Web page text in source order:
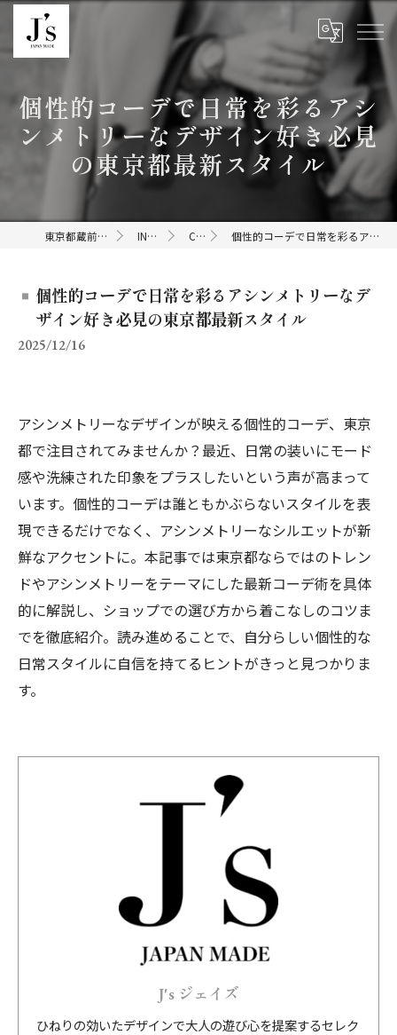
個性的コーデで日常を彩るアシ
ンメトリーなデザイン好き必見
の東京都最新スタイル
東京都蔵前のセレクトショップならJ's INFORMATION COLUMN 個性的コーデで日常を彩るアシンメトリーなデザイン好き必見の東京都最新スタイル
個性的コーデで日常を彩るアシンメトリーなデ
ザイン好き必見の東京都最新スタイル
2025/12/16
アシンメトリーなデザインが映える個性的コーデ、東京
都で注目されてみませんか？最近、日常の装いにモード
感や洗練された印象をプラスしたいという声が高まって
います。個性的コーデは誰ともかぶらないスタイルを表
現できるだけでなく、アシンメトリーなシルエットが新
鮮なアクセントに。本記事では東京都ならではのトレン
ドやアシンメトリーをテーマにした最新コーデ術を具体
的に解説し、ショップでの選び方から着こなしのコツま
でを徹底紹介。読み進めることで、自分らしい個性的な
日常スタイルに自信を持てるヒントがきっと見つかりま
す。
J's ジェイズ
ひねりの効いたデザインで大人の遊び心を提案するセレク